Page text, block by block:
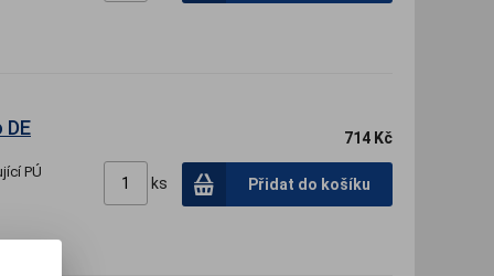
PÚ
714 Kč
ks Přidat do košíku